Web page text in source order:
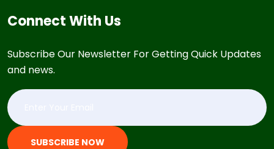
Connect With Us
Subscribe Our Newsletter For Getting Quick Updates
and news.
SUBSCRIBE NOW